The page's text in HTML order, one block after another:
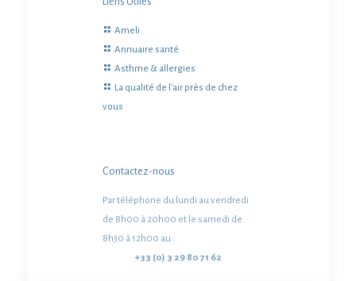
Ameli
Annuaire santé
Asthme & allergies
La qualité de l'air près de chez
vous
Contactez-nous
Par téléphone du lundi au vendredi
de 8h00 à 20h00 et le samedi de
8h30 à 12h00 au :
+33 (0) 3 29 80 71 62